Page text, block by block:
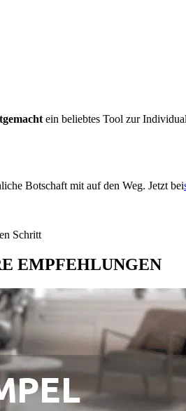
ein beliebtes Tool zur
Botschaft mit auf den Weg. Jetzt bei
Schritt
EMPFEHLUNGEN